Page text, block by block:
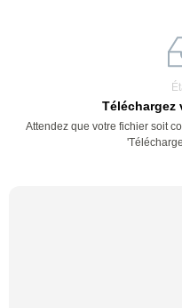
Téléchargez
Attendez que votre fichier soit